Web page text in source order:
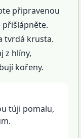
připravenou
přišlápněte.
tvrdá krusta.
z hlíny,
kořeny.
túji pomalu,